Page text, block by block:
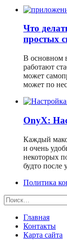
Что
простых
В основном
работают
может
может по
OnyX:
Каждый
и очень
некоторых
будто после
Политика
Найти:
Главная
Контакты
Карта сайта